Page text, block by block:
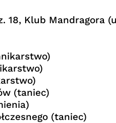
18, Klub Mandragora
(taniec)
(taniec)